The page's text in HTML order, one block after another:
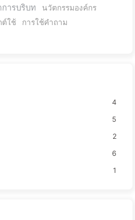
ารบริบท
นวัตกรรมองค์กร
ต์ใช้
การใช้คำถาม
4
5
2
6
1